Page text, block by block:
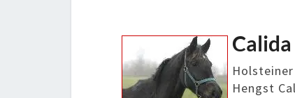
Calida
Hengst